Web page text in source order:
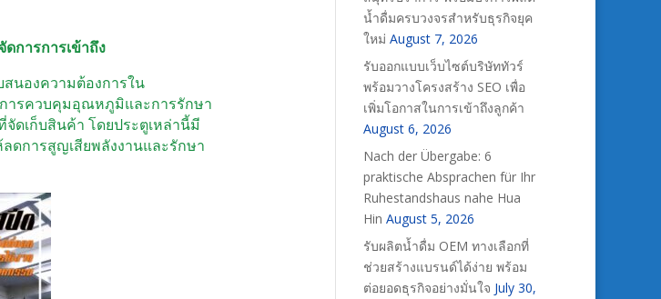
การการเข้าถึง
นองความต้องการใน
ารควบคุมอุณหภูมิและการรักษา
ดเก็บสินค้า โดยประตูเหล่านี้มี
ลดการสูญเสียพลังงานและรักษา
น้ำดื่มครบวงจรสำหรับธุรกิจยุค
ใหม่ August 7, 2026
รับออกแบบเว็บไซต์บริษัททัวร์
พร้อมวางโครงสร้าง SEO เพื่อ
เพิ่มโอกาสในการเข้าถึงลูกค้า
August 6, 2026
Nach der Übergabe: 6
praktische Absprachen für Ihr
Ruhestandshaus nahe Hua
Hin August 5, 2026
รับผลิตน้ำดื่ม OEM ทางเลือกที่
ช่วยสร้างแบรนด์ได้ง่าย พร้อม
ต่อยอดธุรกิจอย่างมั่นใจ July 30,